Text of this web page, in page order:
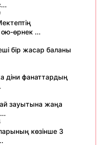
өрнек ...
бір жасар баланы
діни фанаттардың
зауытына жаңа
көзінше 3